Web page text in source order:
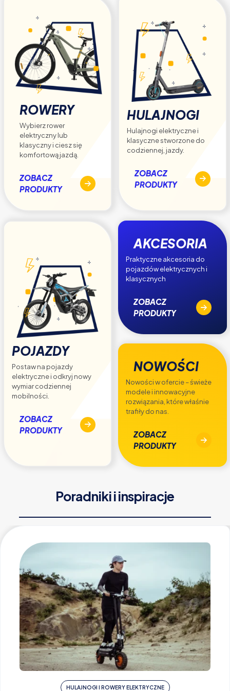
ROWERY
Wybierz rower
elektryczny lub
klasyczny i ciesz się
komfortową jazdą.
ZOBACZ
PRODUKTY
HULAJNOGI
Hulajnogi elektryczne i
klasyczne stworzone do
codziennej, jazdy.
ZOBACZ
PRODUKTY
POJAZDY
Postaw na pojazdy
elektryczne i odkryj nowy
wymiar codziennej
mobilności.
ZOBACZ
PRODUKTY
AKCESORIA
Praktyczne akcesoria do
pojazdów elektrycznych i
klasycznych
ZOBACZ
PRODUKTY
NOWOŚCI
Nowości w ofercie – świeże
modele i innowacyjne
rozwiązania, które właśnie
trafiły do nas.
ZOBACZ
PRODUKTY
Poradniki i inspiracje
HULAJNOGI I ROWERY ELEKTRYCZNE